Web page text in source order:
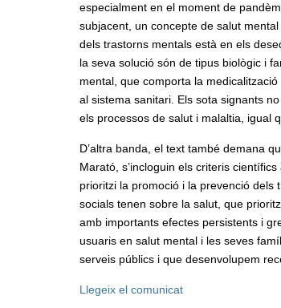
especialment en el moment de
subjacent, un concepte de salut
dels trastorns mentals està en els
la seva solució són de tipus biològic i
mental, que comporta la
al sistema sanitari. Els sota signants
els processos de salut i malaltia, igual
D’altra banda, el text també demana
Marató, s’incloguin els criteris
prioritzi la promoció i la prevenció
socials tenen sobre la salut, que
amb importants efectes persistents i
usuaris en salut mental i les seves
serveis públics i que desenvolupem
Llegeix el comunicat